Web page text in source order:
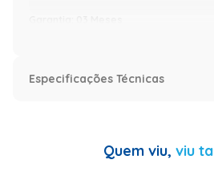
Especificações Técnicas
Quem viu, viu